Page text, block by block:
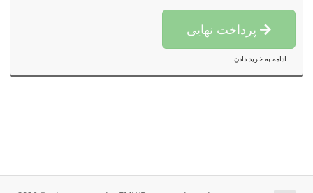
ادامه به خرید دادن